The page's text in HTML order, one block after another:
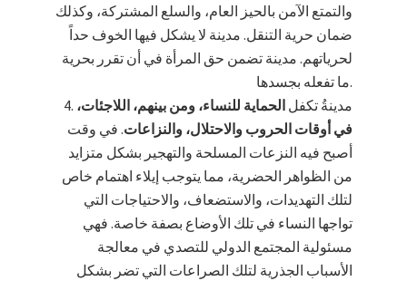
والتمتع الآمن بالحيز العام، والسلع المشتركة، وكذلك
ضمان حرية التنقل. مدينة لا يشكل فيها الخوف حداً
لحرياتهم. مدينة تضمن حق المرأة في أن تقرر بحرية
ما تفعله بجسدها.
مدينةُ تكفل الحماية للنساء، ومن بينهم، اللاجئات،
في أوقات الحروب والاحتلال، والنزاعات. في وقت
أصبح فيه النزعات المسلحة والتهجير بشكل متزايد
من الظواهر الحضرية، مما يتوجب إيلاء اهتمام خاص
لتلك التهديدات، والاستضعاف، والاحتياجات التي
تواجها النساء في تلك الأوضاع بصفة خاصة. فهي
مسئولية المجتمع الدولي للتصدي في معالجة
الأسباب الجذرية لتلك الصراعات التي تضر بشكل